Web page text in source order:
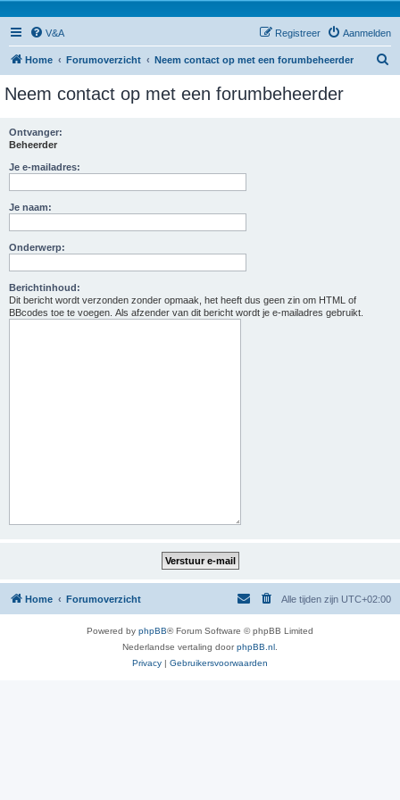
V&A Aanmelden
Registreer
Home Forumoverzicht Neem contact op met een forumbeheerder
Neem contact op met een forumbeheerder
Ontvanger:
Beheerder
Je e-mailadres:
Je naam:
Onderwerp:
Berichtinhoud:
Dit bericht wordt verzonden zonder opmaak, het heeft dus geen zin om HTML of
BBcodes toe te voegen. Als afzender van dit bericht wordt je e-mailadres gebruikt.
Home Forumoverzicht Alle tijden zijn UTC+02:00
Powered by phpBB® Forum Software © phpBB Limited
Nederlandse vertaling doorphpBB.nl
Privacy | Gebruikersvoorwaarden